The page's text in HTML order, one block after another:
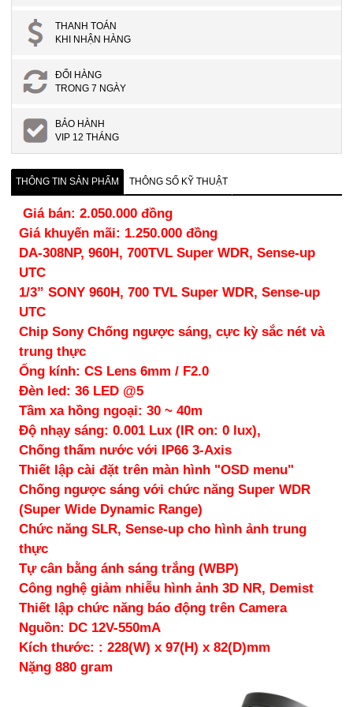
THANH TOÁN
KHI NHẬN HÀNG
ĐỔI HÀNG
TRONG 7 NGÀY
BẢO HÀNH
VIP 12 THÁNG
THÔNG TIN SẢN PHẨM THÔNG SỐ KỸ THUẬT
Giá bán: 2.050.000 đồng
Giá khuyến mãi: 1.250.000 đồng
DA-308NP, 960H, 700TVL Super WDR, Sense‐up
UTC
1/3” SONY 960H, 700 TVL Super WDR, Sense‐up
UTC
Chip Sony Chống ngược sáng, cực kỳ sắc nét và
trung thực
Ống kính: CS Lens 6mm / F2.0
Đèn led: 36 LED @5
Tầm xa hồng ngoại: 30 ~ 40m
Độ nhạy sáng: 0.001 Lux (IR on: 0 lux),
Chống thấm nước với IP66 3-Axis
Thiết lập cài đặt trên màn hình "OSD menu"
Chống ngược sáng với chức năng Super WDR
(Super Wide Dynamic Range)
Chức năng SLR, Sense‐up cho hình ảnh trung
thực
Tự cân bằng ánh sáng trắng (WBP)
Công nghệ giảm nhiễu hình ảnh 3D NR, Demist
Thiết lập chức năng báo động trên Camera
Nguồn: DC 12V-550mA
Kích thước: : 228(W) x 97(H) x 82(D)mm
Nặng 880 gram